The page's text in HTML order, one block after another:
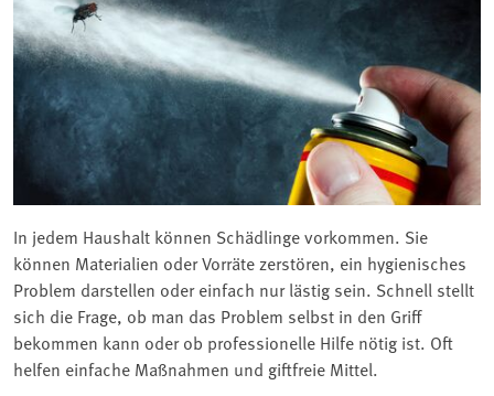
In jedem Haushalt können Schädlinge vorkommen. Sie
können Materialien oder Vorräte zerstören, ein hygienisches
Problem darstellen oder einfach nur lästig sein. Schnell stellt
sich die Frage, ob man das Problem selbst in den Griff
bekommen kann oder ob professionelle Hilfe nötig ist. Oft
helfen einfache Maßnahmen und giftfreie Mittel.